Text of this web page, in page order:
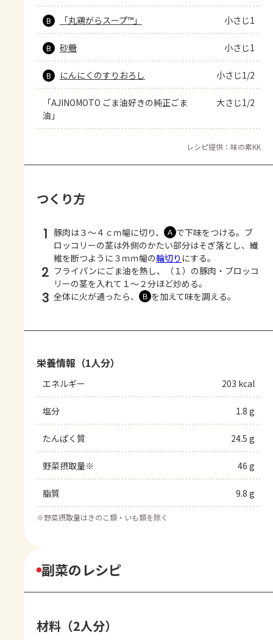
B 「丸鶏がらスープ™」 小さじ1
B 砂糖 小さじ1
B にんにくのすりおろし 小さじ1/2
「AJINOMOTO ごま油好きの純正ごま
油」
大さじ1/2
レシピ提供：味の素KK
つくり方
1 豚肉は３～４ｃｍ幅に切り、 Ａ で下味をつける。ブ
ロッコリーの茎は外側のかたい部分はそぎ落とし、繊
維を断つように３ｍｍ幅の輪切り にする。
2 フライパンにごま油を熱し、（１）の豚肉・ブロッコ
リーの茎を入れて１～２分ほど炒める。
3 全体に火が通ったら、 Ｂ を加えて味を調える。
栄養情報（1人分）
エネルギー 203 kcal
塩分 1.8 g
たんぱく質 24.5 g
野菜摂取量※ 46 g
脂質 9.8 g
※野菜摂取量はきのこ類・いも類を除く
副菜のレシピ
材料（2人分）